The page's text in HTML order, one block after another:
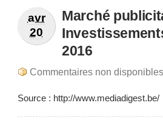
avr
20
Marché
2016
Commentaires non
Source : http://www.mediadigest.be/